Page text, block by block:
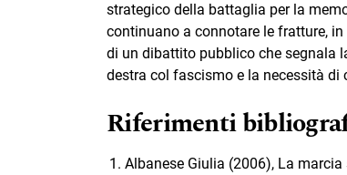
strategico della battaglia per la
continuano a connotare le fratture,
di un dibattito pubblico che segnala
destra col fascismo e la necessità di
Riferimenti
Albanese Giulia (2006), La marcia